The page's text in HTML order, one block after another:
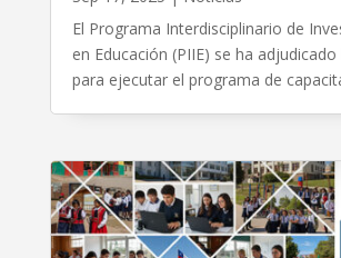
El Programa Interdisciplinario de
en Educación (PIIE) se ha
para ejecutar el programa de